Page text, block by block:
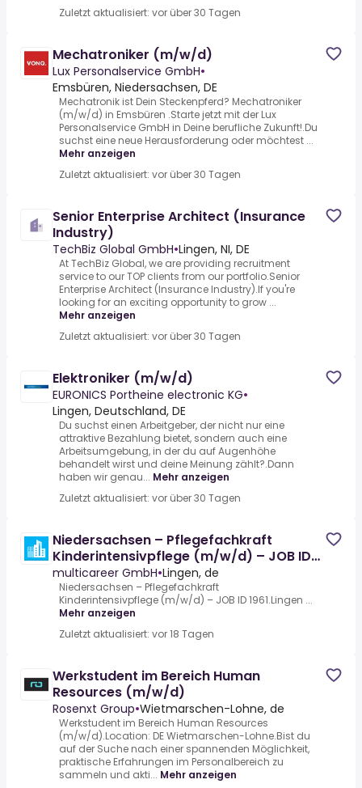
Zuletzt aktualisiert: vor über 30 Tagen
Mechatroniker (m/w/d)
Lux Personalservice GmbH•
Emsbüren, Niedersachsen, DE
Mechatronik ist Dein Steckenpferd? Mechatroniker
(m/w/d) in Emsbüren .Starte jetzt mit der Lux
Personalservice GmbH in Deine berufliche Zukunft!.Du
suchst eine neue Herausforderung oder möchtest ...
Mehr anzeigen
Zuletzt aktualisiert: vor über 30 Tagen
Senior Enterprise Architect (Insurance
Industry)
TechBiz Global GmbH•Lingen, NI, DE
At TechBiz Global, we are providing recruitment
service to our TOP clients from our portfolio.Senior
Enterprise Architect (Insurance Industry).If you're
looking for an exciting opportunity to grow ...
Mehr anzeigen
Zuletzt aktualisiert: vor über 30 Tagen
Elektroniker (m/w/d)
EURONICS Portheine electronic KG•
Lingen, Deutschland, DE
Du suchst einen Arbeitgeber, der nicht nur eine
attraktive Bezahlung bietet, sondern auch eine
Arbeitsumgebung, in der du auf Augenhöhe
behandelt wirst und deine Meinung zählt?.Dann
haben wir genau... Mehr anzeigen
Zuletzt aktualisiert: vor über 30 Tagen
Niedersachsen – Pflegefachkraft
Kinderintensivpflege (m/w/d) – JOB ID
1961
multicareer GmbH•Lingen, de
Niedersachsen – Pflegefachkraft
Kinderintensivpflege (m/w/d) – JOB ID 1961.Lingen ...
Mehr anzeigen
Zuletzt aktualisiert: vor 18 Tagen
Werkstudent im Bereich Human
Resources (m/w/d)
Rosenxt Group•Wietmarschen-Lohne, de
Werkstudent im Bereich Human Resources
(m/w/d).Location: DE Wietmarschen-Lohne.Bist du
auf der Suche nach einer spannenden Möglichkeit,
praktische Erfahrungen im Personalbereich zu
sammeln und akti... Mehr anzeigen